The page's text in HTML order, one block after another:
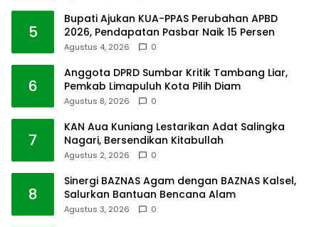
5
Bupati Ajukan KUA-PPAS Perubahan APBD
2026, Pendapatan Pasbar Naik 15 Persen
Agustus 4, 2026 0
6
Anggota DPRD Sumbar Kritik Tambang Liar,
Pemkab Limapuluh Kota Pilih Diam
Agustus 8, 2026 0
7
KAN Aua Kuniang Lestarikan Adat Salingka
Nagari, Bersendikan Kitabullah
Agustus 2, 2026 0
8
Sinergi BAZNAS Agam dengan BAZNAS Kalsel,
Salurkan Bantuan Bencana Alam
Agustus 3, 2026 0